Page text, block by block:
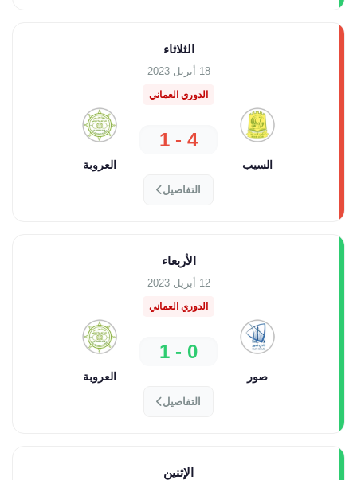
الثلاثاء
18 أبريل 2023
الدوري العماني
السيب
4 - 1
العروبة
التفاصيل
الأربعاء
12 أبريل 2023
الدوري العماني
صور
0 - 1
العروبة
التفاصيل
الإثنين